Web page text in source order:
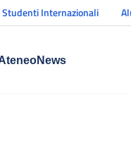
Studenti Internazionali
News